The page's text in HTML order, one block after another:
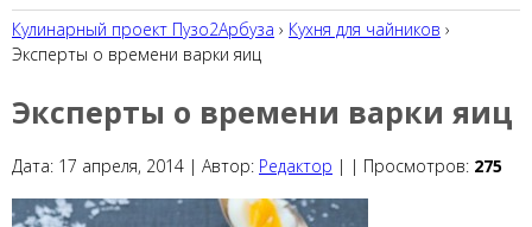
Кулинарный проект Пузо2Aрбуза › Кухня для чайников ›
Эксперты о времени варки яиц
Эксперты о времени варки яиц
Дата: 17 апреля, 2014 | Автор: Редактор | | Просмотров: 275